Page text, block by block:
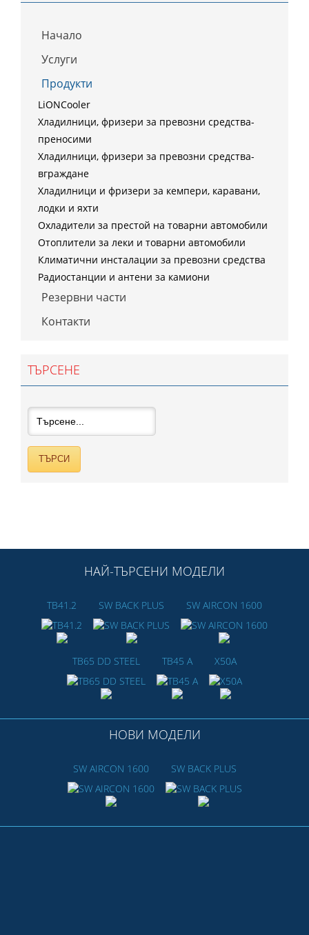
Начало
Услуги
Продукти
LiONCooler
Хладилници, фризери за превозни средства-
преносими
Хладилници, фризери за превозни средства-
вграждане
Хладилници и фризери за кемпери, каравани,
лодки и яхти
Охладители за престой на товарни автомобили
Отоплители за леки и товарни автомобили
Климатични инсталации за превозни средства
Радиостанции и антени за камиони
Резервни части
Контакти
ТЪРСЕНЕ
НАЙ-ТЪРСЕНИ МОДЕЛИ
TB41.2 SW BACK PLUS SW AIRCON 1600
TB65 DD STEEL TB45 A X50A
НОВИ МОДЕЛИ
SW AIRCON 1600 SW BACK PLUS